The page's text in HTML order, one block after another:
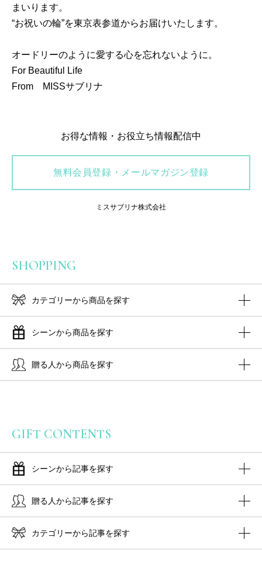
まいります。
“お祝いの輪”を東京表参道からお届けいたします。
オードリーのように愛する心を忘れないように。
For Beautiful Life
From MISSサブリナ
お得な情報・お役立ち情報配信中
無料会員登録・メールマガジン登録
ミスサブリナ株式会社
SHOPPING
カテゴリーから商品を探す
シーンから商品を探す
贈る人から商品を探す
GIFT CONTENTS
シーンから記事を探す
贈る人から記事を探す
カテゴリーから記事を探す